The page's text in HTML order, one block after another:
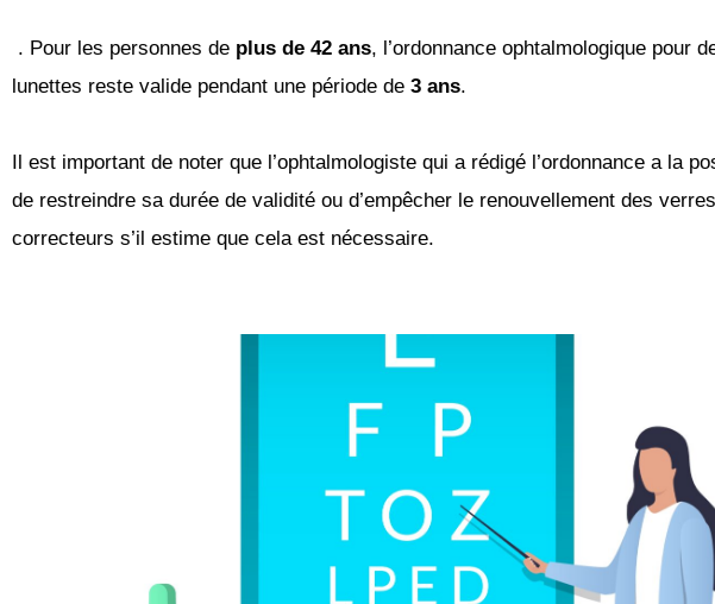
. Pour les personnes de plus de 42 ans, l’ordonnance ophtalmologique pour
lunettes reste valide pendant une période de 3 ans.
Il est important de noter que l’ophtalmologiste qui a rédigé l’ordonnance a la
de restreindre sa durée de validité ou d’empêcher le renouvellement des verres
correcteurs s’il estime que cela est nécessaire.